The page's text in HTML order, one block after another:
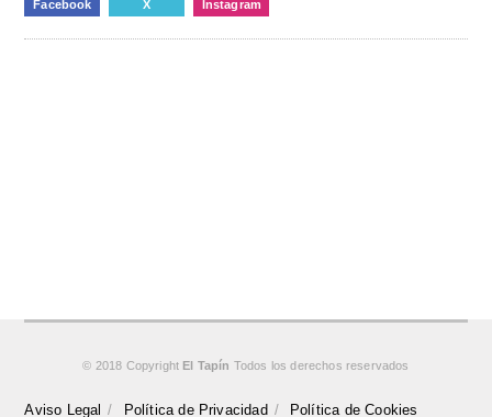
Facebook X Instagram
© 2018 Copyright El Tapín Todos los derechos reservados
Aviso Legal Política de Privacidad Política de Cookies